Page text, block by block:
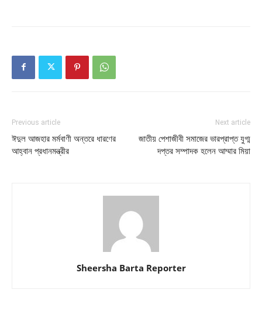
Previous article
ঈদুল আজহার মর্মবাণী অন্তরে ধারণের
আহ্বান প্রধানমন্ত্রীর
Next article
জাতীয় পেশাজীবী সমাজের ভারপ্রাপ্ত যুগ্ম
দপ্তর সম্পাদক হলেন আম্মার মিয়া
Sheersha Barta Reporter